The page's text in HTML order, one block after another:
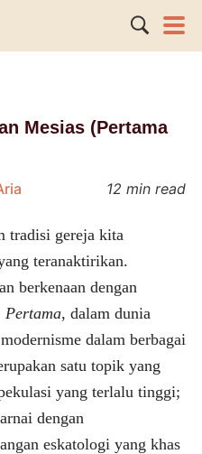
Mesias (Pertama
12 min read
tradisi gereja kita
teranaktirikan.
berkenaan dengan
Pertama, dalam dunia
dalam berbagai
satu topik yang
yang terlalu tinggi;
dengan
eskatologi yang khas